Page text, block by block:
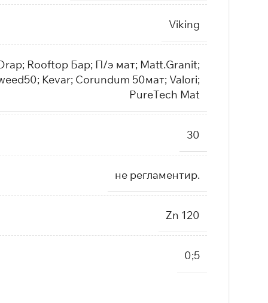
Viking
Rooftop Бар; П/э мат; Matt.Granit;
Kevar; Corundum 50мат; Valori;
PureTech Mat
30
не регламентир.
Zn 120
0;5